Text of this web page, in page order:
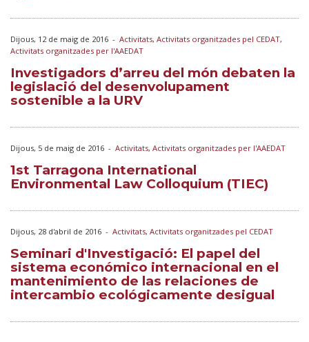
Dijous, 12 de maig de 2016 - Activitats, Activitats organitzades pel CEDAT,
Activitats organitzades per l'AAEDAT
Investigadors d’arreu del món debaten la
legislació del desenvolupament
sostenible a la URV
Dijous, 5 de maig de 2016 - Activitats, Activitats organitzades per l'AAEDAT
1st Tarragona International
Environmental Law Colloquium (TIEC)
Dijous, 28 d'abril de 2016 - Activitats, Activitats organitzades pel CEDAT
Seminari d'Investigació: El papel del
sistema económico internacional en el
mantenimiento de las relaciones de
intercambio ecológicamente desigual